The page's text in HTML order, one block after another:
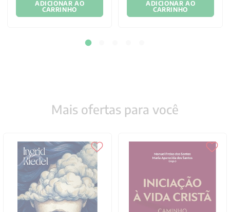
ADICIONAR AO
CARRINHO
ADICIONAR AO
CARRINHO
Mais ofertas para você